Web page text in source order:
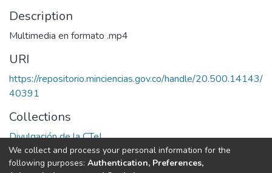
Description
Multimedia en formato .mp4
URI
https://repositorio.minciencias.gov.co/handle/20.500.14143/
40391
Collections
Divulgación de la CTeI
Full item page
We collect and process your personal information for the
following purposes: Authentication, Preferences,